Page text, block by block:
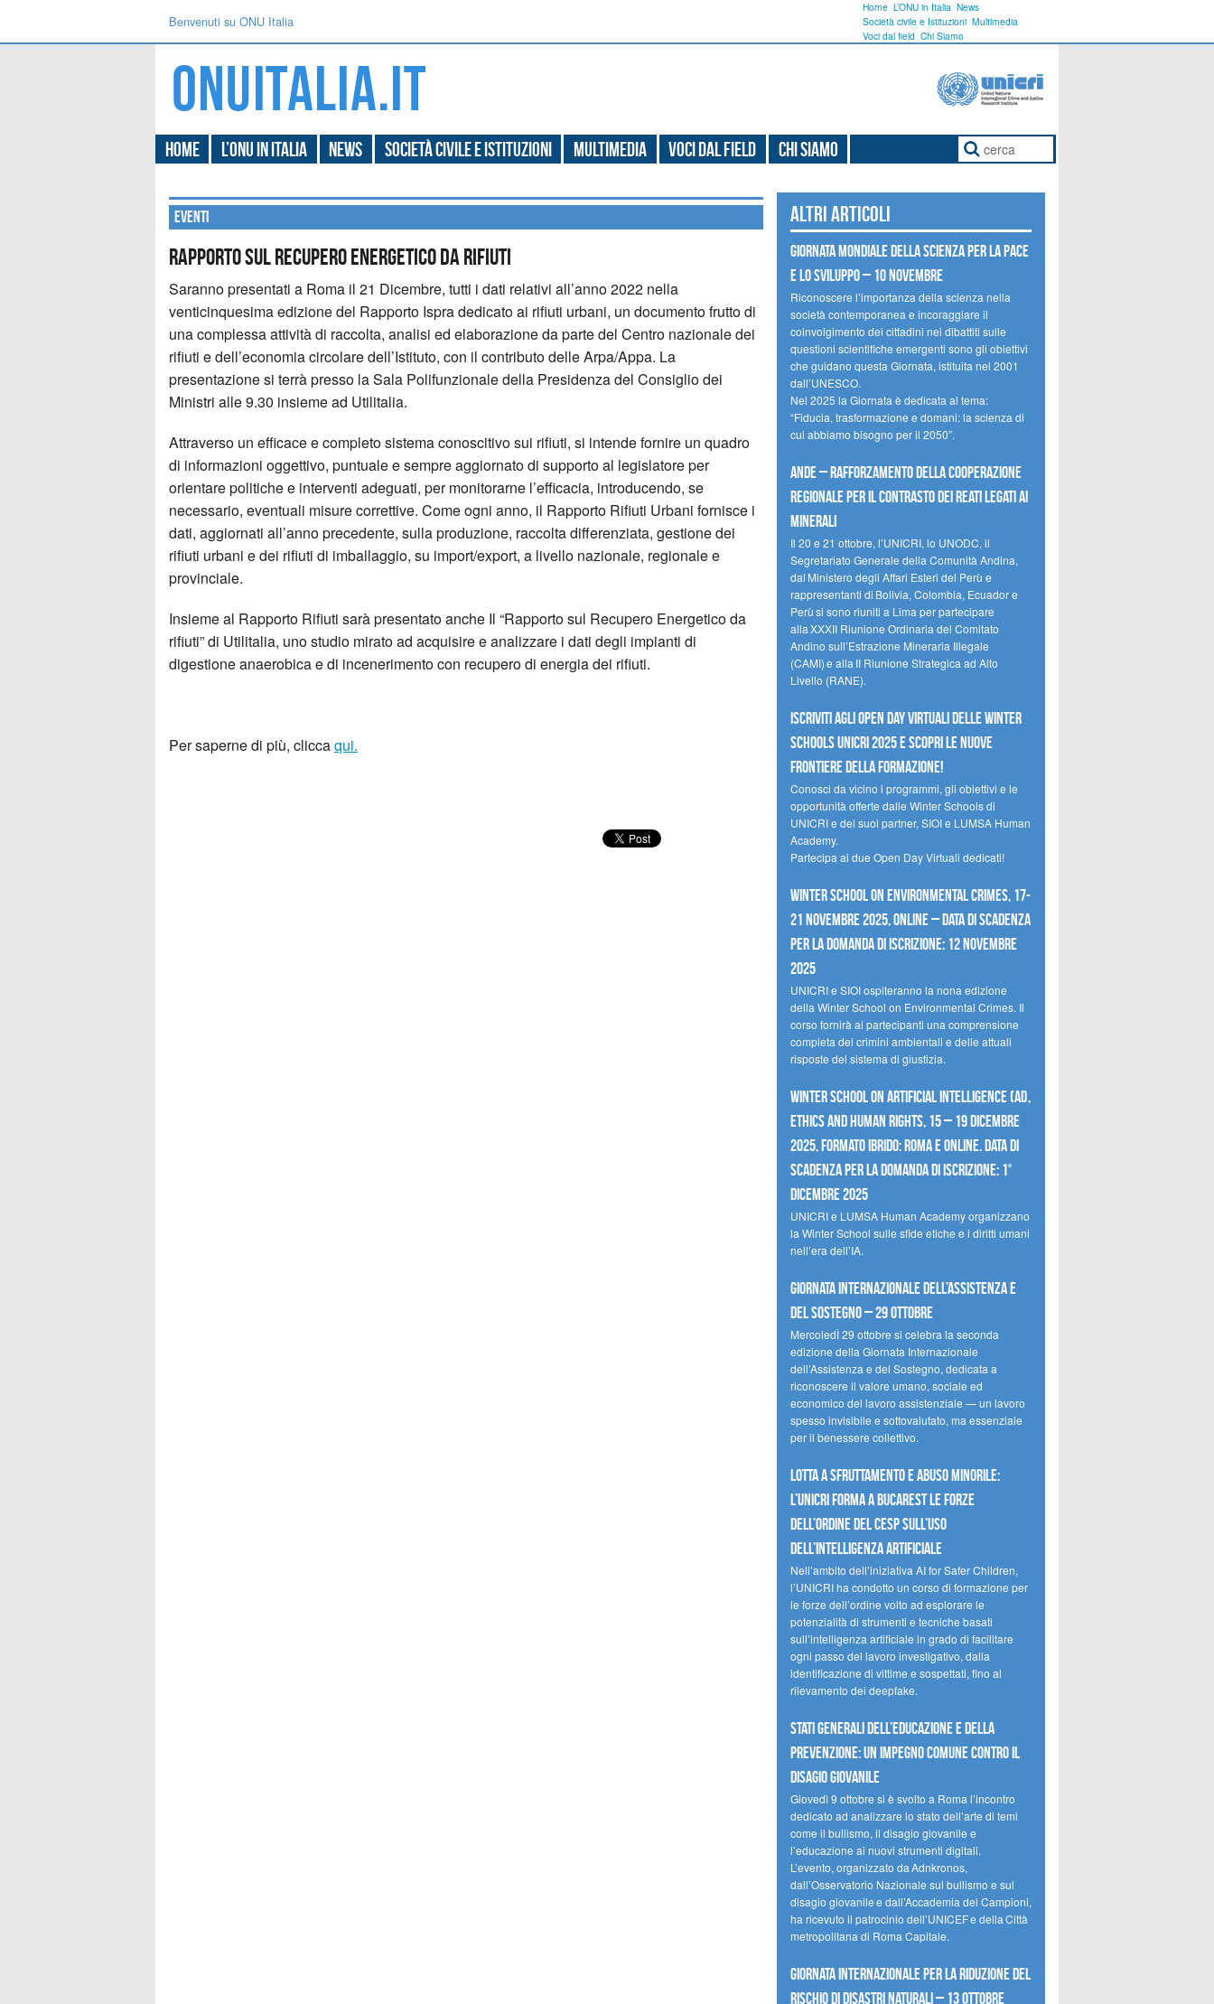
Benvenuti su ONU Italia
Home L’ONU in Italia News
Società civile e Istituzioni Multimedia
Voci dal field Chi Siamo
Home L’ONU in Italia News Società civile e Istituzioni Multimedia Voci dal field Chi Siamo
Eventi
Rapporto sul Recupero Energetico da Rifiuti
Saranno presentati a Roma il 21 Dicembre, tutti i dati relativi all’anno 2022 nella
venticinquesima edizione del Rapporto Ispra dedicato ai rifiuti urbani, un documento frutto di
una complessa attività di raccolta, analisi ed elaborazione da parte del Centro nazionale dei
rifiuti e dell’economia circolare dell’Istituto, con il contributo delle Arpa/Appa. La
presentazione si terrà presso la Sala Polifunzionale della Presidenza del Consiglio dei
Ministri alle 9.30 insieme ad Utilitalia.
Attraverso un efficace e completo sistema conoscitivo sui rifiuti, si intende fornire un quadro
di informazioni oggettivo, puntuale e sempre aggiornato di supporto al legislatore per
orientare politiche e interventi adeguati, per monitorarne l’efficacia, introducendo, se
necessario, eventuali misure correttive. Come ogni anno, il Rapporto Rifiuti Urbani fornisce i
dati, aggiornati all’anno precedente, sulla produzione, raccolta differenziata, gestione dei
rifiuti urbani e dei rifiuti di imballaggio, su import/export, a livello nazionale, regionale e
provinciale.
Insieme al Rapporto Rifiuti sarà presentato anche Il “Rapporto sul Recupero Energetico da
rifiuti” di Utilitalia, uno studio mirato ad acquisire e analizzare i dati degli impianti di
digestione anaerobica e di incenerimento con recupero di energia dei rifiuti.
Per saperne di più, cliccaqui.
Altri articoli
Giornata mondiale della scienza per la pace
e lo sviluppo – 10 novembre
Riconoscere l’importanza della scienza nella
società contemporanea e incoraggiare il
coinvolgimento dei cittadini nei dibattiti sulle
questioni scientifiche emergenti sono gli obiettivi
che guidano questa Giornata, istituita nel 2001
dall’UNESCO.
Nel 2025 la Giornata è dedicata al tema:
“Fiducia, trasformazione e domani: la scienza di
cui abbiamo bisogno per il 2050”.
Ande – Rafforzamento della cooperazione
regionale per il contrasto dei reati legati ai
minerali
Il 20 e 21 ottobre, l’UNICRI, lo UNODC, il
Segretariato Generale della Comunità Andina,
dal Ministero degli Affari Esteri del Perù e
rappresentanti di Bolivia, Colombia, Ecuador e
Perù si sono riuniti a Lima per partecipare
alla XXXII Riunione Ordinaria del Comitato
Andino sull’Estrazione Mineraria Illegale
(CAMI) e alla II Riunione Strategica ad Alto
Livello (RANE).
Iscriviti agli Open Day Virtuali delle Winter
Schools UNICRI 2025 e scopri le nuove
frontiere della formazione!
Conosci da vicino i programmi, gli obiettivi e le
opportunità offerte dalle Winter Schools di
UNICRI e dei suoi partner, SIOI e LUMSA Human
Academy.
Partecipa ai due Open Day Virtuali dedicati!
Winter School on Environmental Crimes, 17-
21 novembre 2025, Online – Data di scadenza
per la domanda di iscrizione: 12 novembre
2025
UNICRI e SIOI ospiteranno la nona edizione
della Winter School on Environmental Crimes. Il
corso fornirà ai partecipanti una comprensione
completa dei crimini ambientali e delle attuali
risposte del sistema di giustizia.
Winter School on Artificial Intelligence (AI),
Ethics and Human Rights, 15 – 19 dicembre
2025, Formato Ibrido: Roma e online. Data di
scadenza per la domanda di iscrizione: 1°
dicembre 2025
UNICRI e LUMSA Human Academy organizzano
la Winter School sulle sfide etiche e i diritti umani
nell’era dell’IA.
Giornata internazionale dell’assistenza e
del sostegno – 29 ottobre
MercoledÌ 29 ottobre si celebra la seconda
edizione della Giornata Internazionale
dell’Assistenza e del Sostegno, dedicata a
riconoscere il valore umano, sociale ed
economico del lavoro assistenziale — un lavoro
spesso invisibile e sottovalutato, ma essenziale
per il benessere collettivo.
Lotta a sfruttamento e abuso minorile:
l’UNICRI forma a Bucarest le forze
dell’ordine del CESP sull’uso
dell’Intelligenza Artificiale
Nell’ambito dell’iniziativa AI for Safer Children,
l’UNICRI ha condotto un corso di formazione per
le forze dell’ordine volto ad esplorare le
potenzialità di strumenti e tecniche basati
sull’intelligenza artificiale in grado di facilitare
ogni passo del lavoro investigativo, dalla
identificazione di vittime e sospettati, fino al
rilevamento dei deepfake.
Stati Generali dell’Educazione e della
Prevenzione: un impegno comune contro il
disagio giovanile
Giovedì 9 ottobre si è svolto a Roma l’incontro
dedicato ad analizzare lo stato dell’arte di temi
come il bullismo, il disagio giovanile e
l’educazione ai nuovi strumenti digitali.
L’evento, organizzato da Adnkronos,
dall’Osservatorio Nazionale sul bullismo e sul
disagio giovanile e dall’Accademia dei Campioni,
ha ricevuto il patrocinio dell’UNICEF e della Città
metropolitana di Roma Capitale.
Giornata internazionale per la riduzione del
rischio di disastri naturali – 13 ottobre